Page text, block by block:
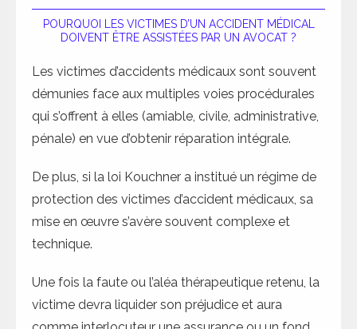
POURQUOI LES VICTIMES D’UN ACCIDENT MÉDICAL
DOIVENT ÊTRE ASSISTÉES PAR UN AVOCAT ?
Les victimes d’accidents médicaux sont souvent
démunies face aux multiples voies procédurales
qui s’offrent à elles (amiable, civile, administrative,
pénale) en vue d’obtenir réparation intégrale.
De plus, si la loi Kouchner a institué un régime de
protection des victimes d’accident médicaux, sa
mise en œuvre s’avère souvent complexe et
technique.
Une fois la faute ou l’aléa thérapeutique retenu, la
victime devra liquider son préjudice et aura